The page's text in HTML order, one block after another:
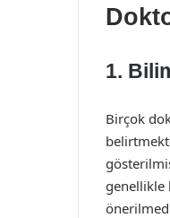
1.
Birçok
genellikle